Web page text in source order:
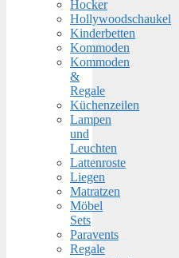
Hocker
Hollywoodschaukel
Kinderbetten
Kommoden
Kommoden
&
Regale
Küchenzeilen
Lampen
und
Leuchten
Lattenroste
Liegen
Matratzen
Möbel
Sets
Paravents
Regale